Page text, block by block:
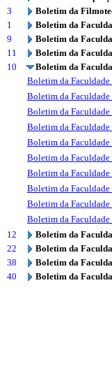
3
Boletim da
1
Boletim da
9
Boletim da
11
Boletim da
10
Boletim da
Boletim da
Boletim da
Boletim da
Boletim da
Boletim da
Boletim da
Boletim da
Boletim da
Boletim da
Boletim da
12
Boletim da
22
Boletim da
38
Boletim da
40
Boletim da